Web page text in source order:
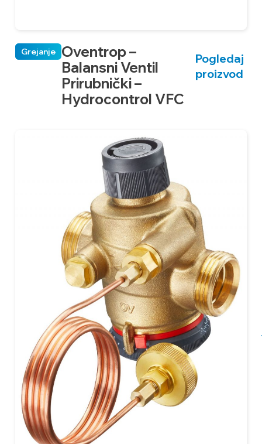
Oventrop –
Balansni Ventil
Prirubnički –
Hydrocontrol VFC
Grejanje
Pogledaj
proizvod